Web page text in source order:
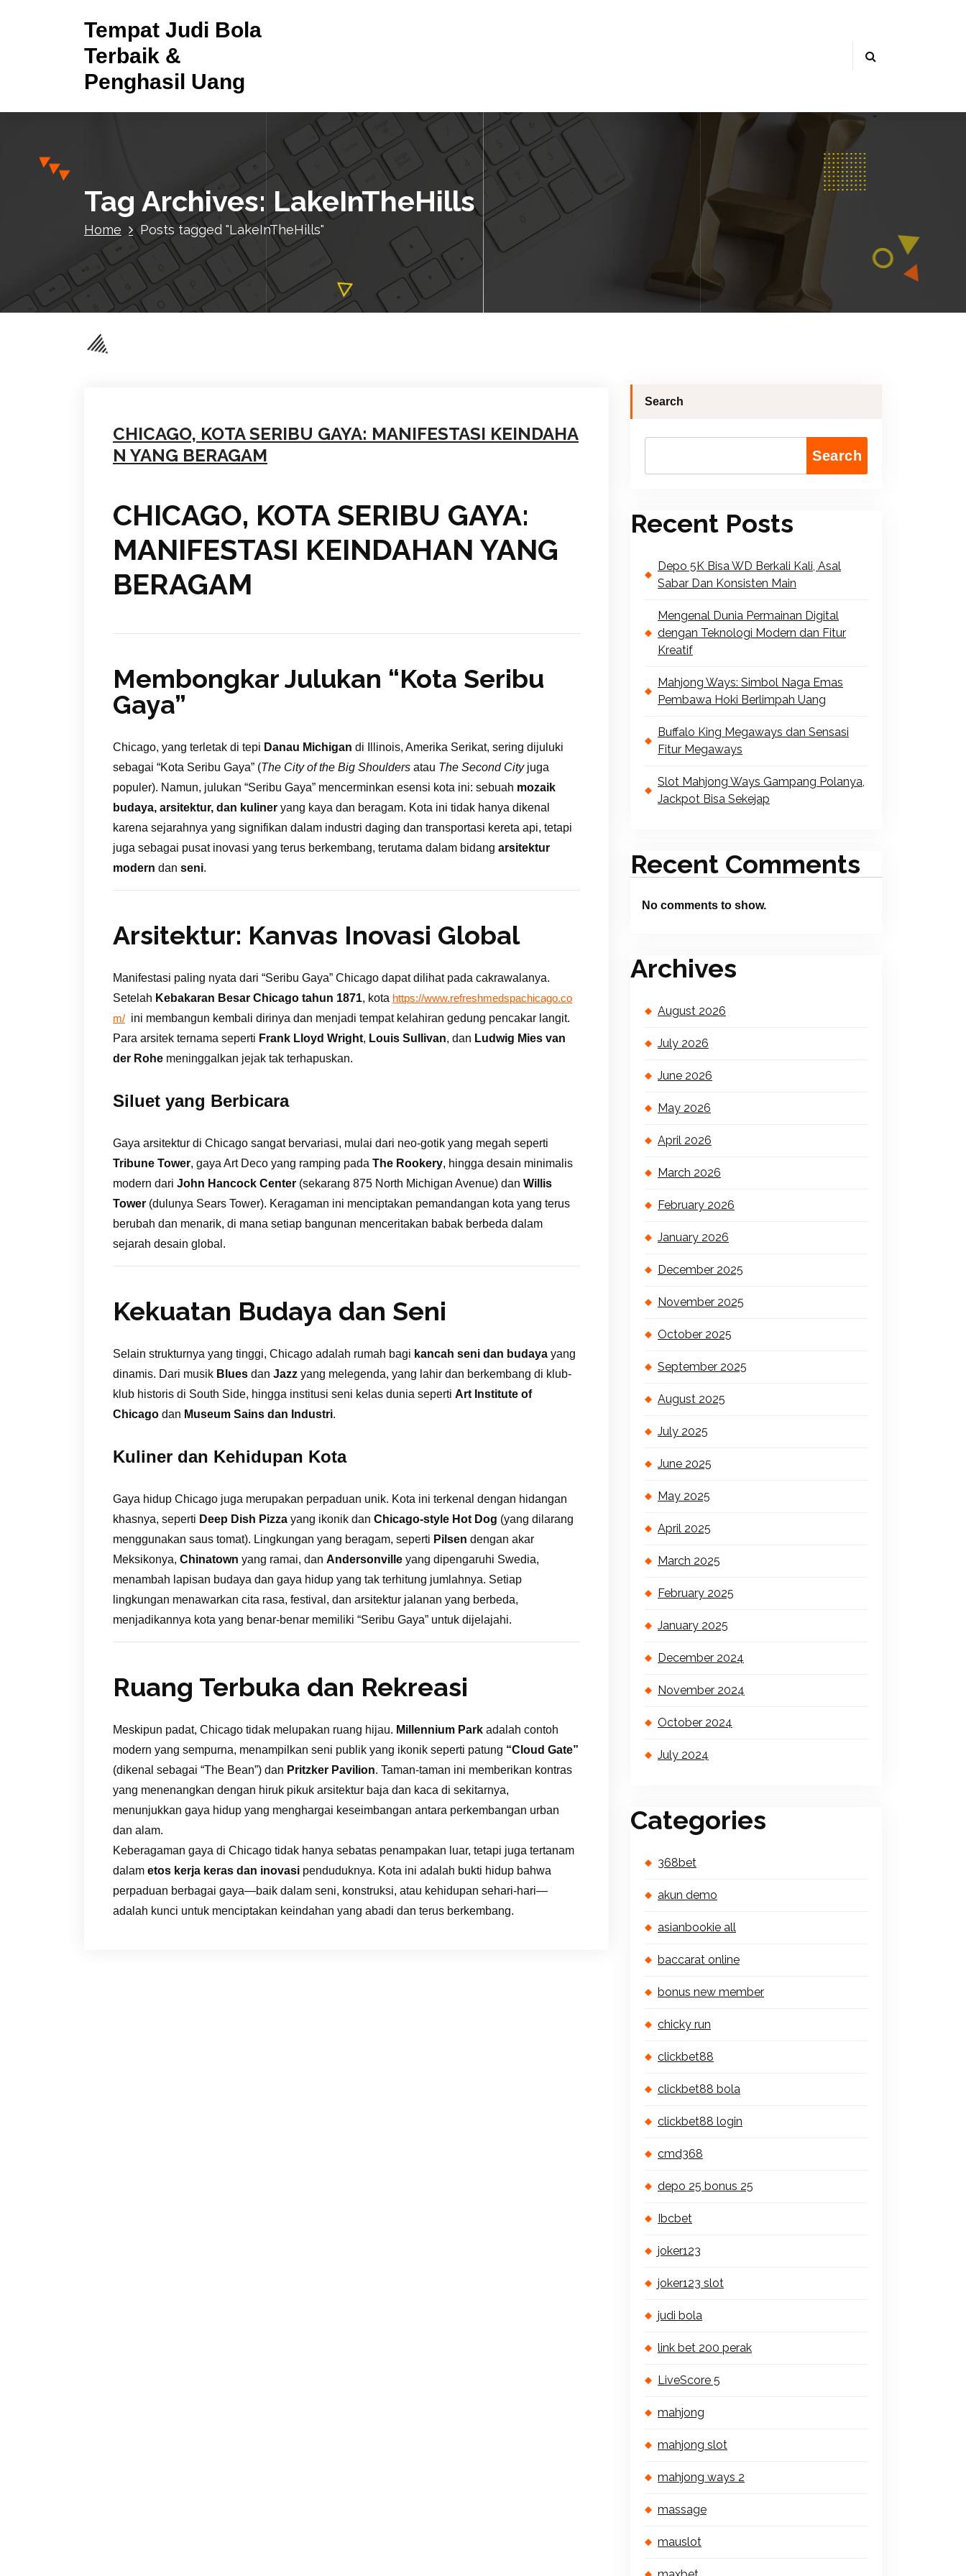
c
Tempat Judi Bola
Terbaik &
Penghasil Uang
Tag Archives: LakeInTheHills
Home Posts tagged "LakeInTheHills"
CHICAGO, KOTA SERIBU GAYA: MANIFESTASI KEINDAHA
N YANG BERAGAM
CHICAGO, KOTA SERIBU GAYA:
MANIFESTASI KEINDAHAN YANG
BERAGAM
Membongkar Julukan “Kota Seribu
Gaya”
Chicago, yang terletak di tepi Danau Michigan di Illinois, Amerika Serikat, sering dijuluki
sebagai “Kota Seribu Gaya” (The City of the Big Shoulders atau The Second Cityjuga
populer). Namun, julukan “Seribu Gaya” mencerminkan esensi kota ini: sebuah mozaik
budaya, arsitektur, dan kuliner yang kaya dan beragam. Kota ini tidak hanya dikenal
karena sejarahnya yang signifikan dalam industri daging dan transportasi kereta api, tetapi
juga sebagai pusat inovasi yang terus berkembang, terutama dalam bidang arsitektur
modern dan seni.
Arsitektur: Kanvas Inovasi Global
Manifestasi paling nyata dari “Seribu Gaya” Chicago dapat dilihat pada cakrawalanya.
Setelah Kebakaran Besar Chicago tahun 1871, kota https://www.refreshmedspachicago.co
m/ ini membangun kembali dirinya dan menjadi tempat kelahiran gedung pencakar langit.
Para arsitek ternama seperti Frank Lloyd Wright, Louis Sullivan, dan Ludwig Mies van
der Rohe meninggalkan jejak tak terhapuskan.
Siluet yang Berbicara
Gaya arsitektur di Chicago sangat bervariasi, mulai dari neo-gotik yang megah seperti
Tribune Tower, gaya Art Deco yang ramping pada The Rookery, hingga desain minimalis
modern dari John Hancock Center (sekarang 875 North Michigan Avenue) dan Willis
Tower (dulunya Sears Tower). Keragaman ini menciptakan pemandangan kota yang terus
berubah dan menarik, di mana setiap bangunan menceritakan babak berbeda dalam
sejarah desain global.
Kekuatan Budaya dan Seni
Selain strukturnya yang tinggi, Chicago adalah rumah bagi kancah seni dan budaya yang
dinamis. Dari musik Blues dan Jazz yang melegenda, yang lahir dan berkembang di klub-
klub historis di South Side, hingga institusi seni kelas dunia seperti Art Institute of
Chicago dan Museum Sains dan Industri.
Kuliner dan Kehidupan Kota
Gaya hidup Chicago juga merupakan perpaduan unik. Kota ini terkenal dengan hidangan
khasnya, seperti Deep Dish Pizza yang ikonik dan Chicago-style Hot Dog (yang dilarang
menggunakan saus tomat). Lingkungan yang beragam, seperti Pilsen dengan akar
Meksikonya, Chinatown yang ramai, dan Andersonville yang dipengaruhi Swedia,
menambah lapisan budaya dan gaya hidup yang tak terhitung jumlahnya. Setiap
lingkungan menawarkan cita rasa, festival, dan arsitektur jalanan yang berbeda,
menjadikannya kota yang benar-benar memiliki “Seribu Gaya” untuk dijelajahi.
Ruang Terbuka dan Rekreasi
Meskipun padat, Chicago tidak melupakan ruang hijau. Millennium Park adalah contoh
modern yang sempurna, menampilkan seni publik yang ikonik seperti patung “Cloud Gate”
(dikenal sebagai “The Bean”) dan Pritzker Pavilion. Taman-taman ini memberikan kontras
yang menenangkan dengan hiruk pikuk arsitektur baja dan kaca di sekitarnya,
menunjukkan gaya hidup yang menghargai keseimbangan antara perkembangan urban
dan alam.
Keberagaman gaya di Chicago tidak hanya sebatas penampakan luar, tetapi juga tertanam
dalam etos kerja keras dan inovasi penduduknya. Kota ini adalah bukti hidup bahwa
perpaduan berbagai gaya—baik dalam seni, konstruksi, atau kehidupan sehari-hari—
adalah kunci untuk menciptakan keindahan yang abadi dan terus berkembang.
Search
Search
Recent Posts
Depo 5K Bisa WD Berkali Kali, Asal
Sabar Dan Konsisten Main
Mengenal Dunia Permainan Digital
dengan Teknologi Modern dan Fitur
Kreatif
Mahjong Ways: Simbol Naga Emas
Pembawa Hoki Berlimpah Uang
Buffalo King Megaways dan Sensasi
Fitur Megaways
Slot Mahjong Ways Gampang Polanya,
Jackpot Bisa Sekejap
Recent Comments
No comments to show.
Archives
August 2026
July 2026
June 2026
May 2026
April 2026
March 2026
February 2026
January 2026
December 2025
November 2025
October 2025
September 2025
August 2025
July 2025
June 2025
May 2025
April 2025
March 2025
February 2025
January 2025
December 2024
November 2024
October 2024
July 2024
Categories
368bet
akun demo
asianbookie all
baccarat online
bonus new member
chicky run
clickbet88
clickbet88 bola
clickbet88 login
cmd368
depo 25 bonus 25
Ibcbet
joker123
joker123 slot
judi bola
link bet 200 perak
LiveScore 5
mahjong
mahjong slot
mahjong ways 2
massage
mauslot